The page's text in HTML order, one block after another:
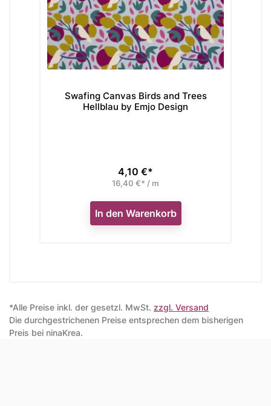
Swafing Canvas Birds and Trees
Hellblau by Emjo Design
Preis
4,10 €*
16,40 €* / m
In den Warenkorb
*Alle Preise inkl. der gesetzl. MwSt. zzgl. Versand
Die durchgestrichenen Preise entsprechen dem bisherigen
Preis bei ninaKrea.